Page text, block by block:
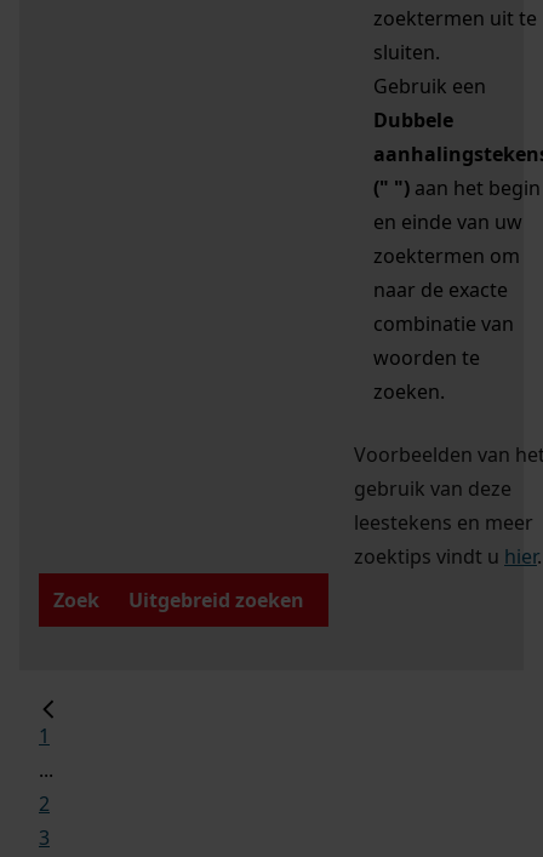
zoektermen uit te
sluiten.
Gebruik een
Dubbele
(" ") aan het begin
en einde van uw
zoektermen om
naar de exacte
combinatie van
woorden te
zoeken.
Voorbeelden van
gebruik van deze
leestekens en meer
zoektips vindt u hier.
Zoek
Uitgebreid zoeken
1
...
2
3